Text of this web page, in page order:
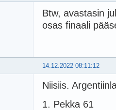
Btw, avastasin
osas finaali
14.12.2022 08:11:12
Niisiis.
1. Pekka 61